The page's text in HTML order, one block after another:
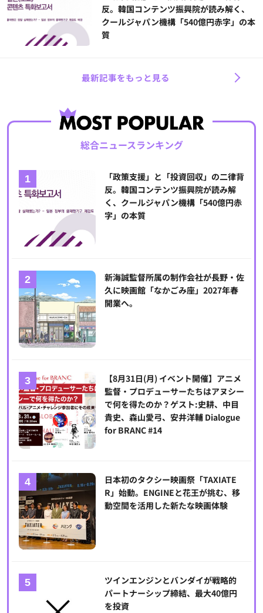
反。韓国コンテンツ振興院が読み解く、
クールジャパン機構「540億円赤字」の本
質
最新記事をもっと見る
総合ニュースランキング
「政策支援」と「投資回収」の二律背
反。韓国コンテンツ振興院が読み解
く、クールジャパン機構「540億円赤
字」の本質
新海誠監督所属の制作会社が長野・佐
久に映画館「なかごみ座」2027年春
開業へ。
【8月31日(月) イベント開催】アニメ
監督・プロデューサーたちはアヌシー
で何を得たのか？ゲスト:史耕、中目
貴史、森山愛弓、安井洋輔 Dialogue
for BRANC #14
日本初のタクシー映画祭「TAXIATE
R」始動。ENGINEと花王が挑む、移
動空間を活用した新たな映画体験
ツインエンジンとバンダイが戦略的
パートナーシップ締結、最大40億円
を投資